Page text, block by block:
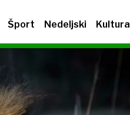
Šport Nedeljski Kultura